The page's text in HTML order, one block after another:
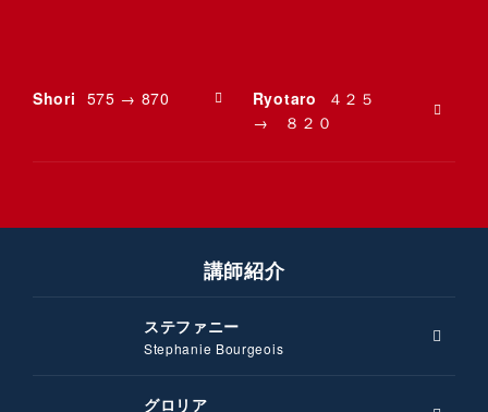
Shori 575 → 870 Ryotaro
４２５
→ ８２０
講師紹介
ステファニー
Stephanie Bourgeois
グロリア